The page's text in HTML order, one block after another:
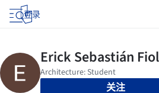
登录
关注